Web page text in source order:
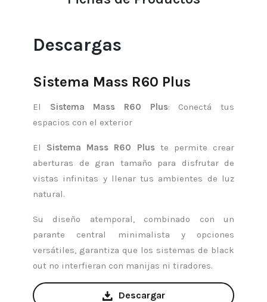
Descargas
Sistema Mass R60 Plus
El Sistema Mass R60 Plus: Conectá tus
espacios con el exterior
El Sistema Mass R60 Pluste permite crear
aberturas de gran tamaño para disfrutar de
vistas infinitas y llenar tus ambientes de luz
natural.
Su diseño atemporal, combinado con un
parante central minimalista y opciones
versátiles, garantiza que los sistemas de black
out no interfieran con manijas ni tiradores.
Descargar